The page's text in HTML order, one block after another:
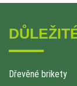
Dřevěné brikety